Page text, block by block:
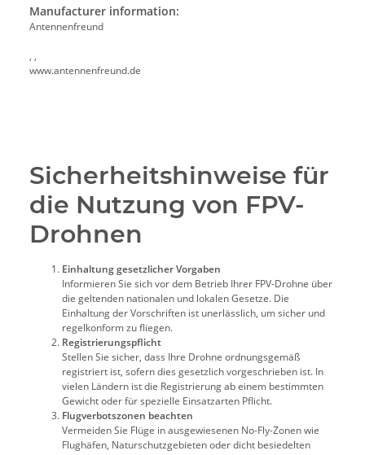
Manufacturer information:
Antennenfreund
, ,
www.antennenfreund.de
Sicherheitshinweise für
die Nutzung von FPV-
Drohnen
Einhaltung gesetzlicher Vorgaben
Informieren Sie sich vor dem Betrieb Ihrer FPV-Drohne über
die geltenden nationalen und lokalen Gesetze. Die
Einhaltung der Vorschriften ist unerlässlich, um sicher und
regelkonform zu fliegen.
Registrierungspflicht
Stellen Sie sicher, dass Ihre Drohne ordnungsgemäß
registriert ist, sofern dies gesetzlich vorgeschrieben ist. In
vielen Ländern ist die Registrierung ab einem bestimmten
Gewicht oder für spezielle Einsatzarten Pflicht.
Flugverbotszonen beachten
Vermeiden Sie Flüge in ausgewiesenen No-Fly-Zonen wie
Flughäfen, Naturschutzgebieten oder dicht besiedelten